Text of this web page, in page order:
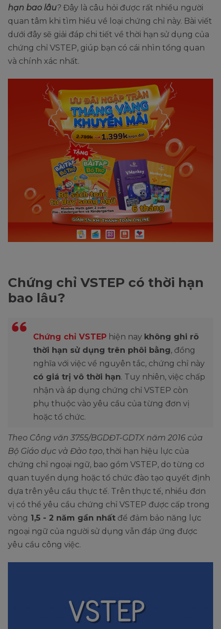
hạn bao lâu? Đây là câu hỏi được rất nhiều người
quan tâm khi tìm hiểu về loại chứng chỉ này. Bài viết
dưới đây sẽ giải đáp chi tiết về thời hạn sử dụng của
chứng chỉ VSTEP, giúp bạn có cái nhìn tổng quan
và chính xác nhất.
Chứng chỉ VSTEP có thời hạn
bao lâu?
Chứng chỉ VSTEP hiện nay không ghi rõ
thời hạn sử dụng trên phôi bằng, đồng
nghĩa với việc về nguyên tắc, chứng chỉ này
có giá trị vô thời hạn. Tuy nhiên, việc chấp
nhận và áp dụng chứng chỉ VSTEP còn
phụ thuộc vào yêu cầu của từng đơn vị
hoặc tổ chức.
Theo Công văn 3755/BGDĐT-GDTX năm 2016 của
Bộ Giáo dục và Đào tạo, thời hạn hiệu lực của
chứng chỉ ngoại ngữ, bao gồm VSTEP, do từng cơ
quan tuyển dụng hoặc tổ chức đào tạo quyết định
dựa trên yêu cầu thực tế. Trên thực tế, nhiều đơn
vị có thể yêu cầu chứng chỉ VSTEP được cấp trong
vòng 1,5 - 2 năm gần nhất để đảm bảo năng lực
ngoại ngữ của người sử dụng vẫn đáp ứng được
yêu cầu công việc.